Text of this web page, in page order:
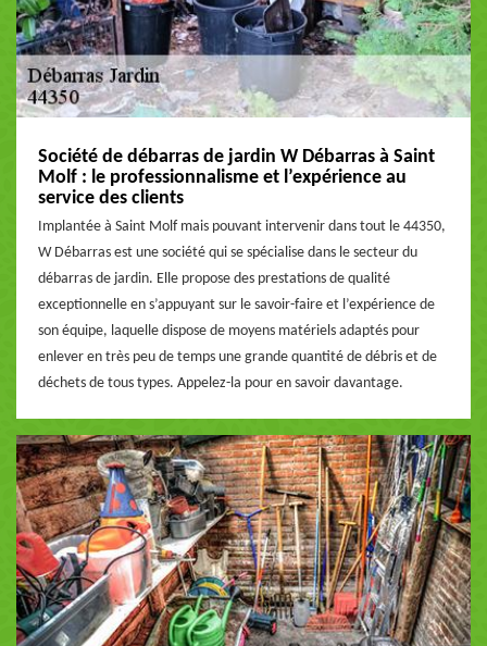
Société de débarras de jardin W Débarras à Saint
Molf : le professionnalisme et l’expérience au
service des clients
Implantée à Saint Molf mais pouvant intervenir dans tout le 44350,
W Débarras est une société qui se spécialise dans le secteur du
débarras de jardin. Elle propose des prestations de qualité
exceptionnelle en s’appuyant sur le savoir-faire et l’expérience de
son équipe, laquelle dispose de moyens matériels adaptés pour
enlever en très peu de temps une grande quantité de débris et de
déchets de tous types. Appelez-la pour en savoir davantage.